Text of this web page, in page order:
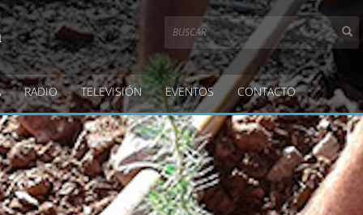
RADIO TELEVISIÓN EVENTOS CONTACTO